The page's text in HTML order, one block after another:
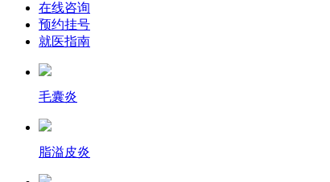
在线咨询
预约挂号
就医指南
毛囊炎
脂溢皮炎